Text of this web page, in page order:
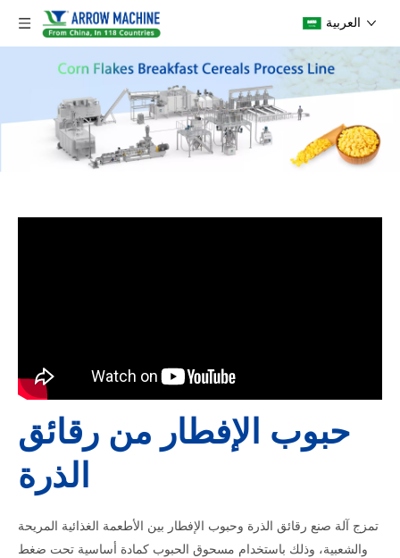
العربية
حبوب الإفطار من رقائق
الذرة
تمزج آلة صنع رقائق الذرة وحبوب الإفطار بين الأطعمة الغذائية المريحة
والشعبية، وذلك باستخدام مسحوق الحبوب كمادة أساسية تحت ضغط